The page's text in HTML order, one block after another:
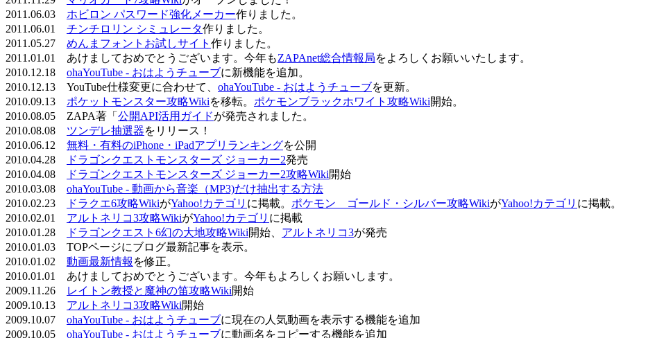
2011.06.03 ホビロン パスワード強化メーカー作りました。
2011.06.01 チンチロリン シミュレータ作りました。
2011.05.27 めんまフォントお試しサイト 作りました。
2011.01.01 あけましておめでとうございます。今年もZAPAnet総合情報局をよろしくお願いいたします。
2010.12.18 ohaYouTube - おはようチューブに新機能を追加。
2010.12.13 YouTube仕様変更に合わせて、 ohaYouTube - おはようチューブを更新。
2010.09.13 ポケットモンスター攻略Wikiを移転。 ポケモンブラックホワイト攻略Wiki開始。
2010.08.05 ZAPA著「 公開API活用ガイドが発売されました。
2010.08.08 ツンデレ抽選器をリリース！
2010.06.12 無料・有料のiPhone・iPadアプリランキングを公開
2010.04.28
ドラゴンクエストモンスターズ ジョーカー2発売
2010.04.08
ドラゴンクエストモンスターズ ジョーカー2攻略Wiki開始
2010.03.08 ohaYouTube - 動画から音楽（MP3)だけ抽出する方法
2010.02.23
ドラクエ6攻略WikiがYahoo!カテゴリ に掲載。 ポケモン ゴールド・シルバー攻略WikiがYahoo!カテゴリ に掲載。
2010.02.01 アルトネリコ3攻略WikiがYahoo!カテゴリ に掲載
2010.01.28
ドラゴンクエスト6幻の大地攻略Wiki開始、 アルトネリコ3が発売
2010.01.03 TOPページにブログ最新記事を表示。
2010.01.02 動画最新情報 を修正。
2010.01.01 あけましておめでとうございます。今年もよろしくお願いします。
2009.11.26
レイトン教授と魔神の笛攻略Wiki開始
2009.10.13 アルトネリコ3攻略Wiki開始
2009.10.07 ohaYouTube - おはようチューブに現在の人気動画を表示する機能を追加
2009.10.05 ohaYouTube - おはようチューブに動画名をコピーする機能を追加